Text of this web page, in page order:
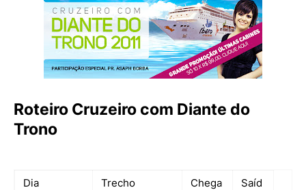
Roteiro Cruzeiro com Diante do
Trono
Dia Trecho
Chega
Saíd